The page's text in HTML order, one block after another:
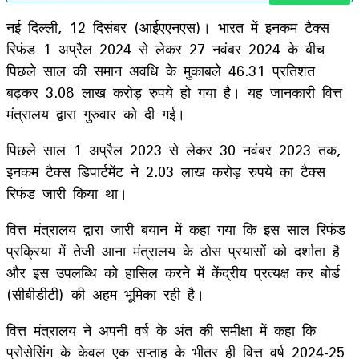
नई दिल्ली, 12 दिसंबर (आईएएनएस)। भारत में इनकम टैक्स
रिफंड 1 अप्रैल 2024 से लेकर 27 नवंबर 2024 के बीच
पिछले साल की समान अवधि के मुकाबले 46.31 प्रतिशत
बढ़कर 3.08 लाख करोड़ रुपये हो गया है। यह जानकारी वित्त
मंत्रालय द्वारा गुरुवार को दी गई।
पिछले साल 1 अप्रैल 2023 से लेकर 30 नवंबर 2023 तक,
इनकम टैक्स डिपार्टमेंट ने 2.03 लाख करोड़ रुपये का टैक्स
रिफंड जारी किया था।
वित्त मंत्रालय द्वारा जारी बयान में कहा गया कि इस साल रिफंड
प्रक्रिया में तेजी आना मंत्रालय के ठोस प्रयासों को दर्शाता है
और इस उपलब्धि को हासिल करने में केंद्रीय प्रत्यक्ष कर बोर्ड
(सीबीडीटी) की अहम भूमिका रही है।
वित्त मंत्रालय ने अपनी वर्ष के अंत की समीक्षा में कहा कि
प्रोसेसिंग के केवल एक सप्ताह के भीतर ही वित्त वर्ष 2024-25